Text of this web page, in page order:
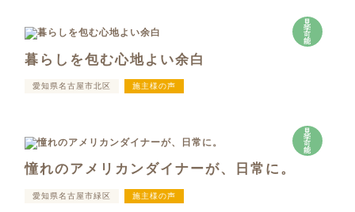
見
学
可
能
暮らしを包む心地よい余白
愛知県名古屋市北区 施主様の声
見
学
可
能
憧れのアメリカンダイナーが、日常に。
愛知県名古屋市緑区 施主様の声